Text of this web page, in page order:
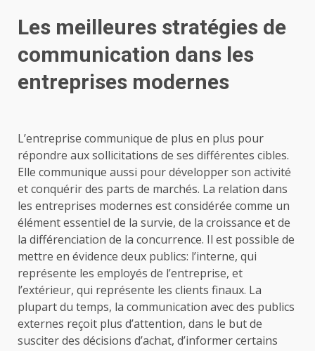
Les meilleures stratégies de
communication dans les
entreprises modernes
L’entreprise communique de plus en plus pour
répondre aux sollicitations de ses différentes cibles.
Elle communique aussi pour développer son activité
et conquérir des parts de marchés. La relation dans
les entreprises modernes est considérée comme un
élément essentiel de la survie, de la croissance et de
la différenciation de la concurrence. Il est possible de
mettre en évidence deux publics: l’interne, qui
représente les employés de l’entreprise, et
l’extérieur, qui représente les clients finaux. La
plupart du temps, la communication avec des publics
externes reçoit plus d’attention, dans le but de
susciter des décisions d’achat, d’informer certains